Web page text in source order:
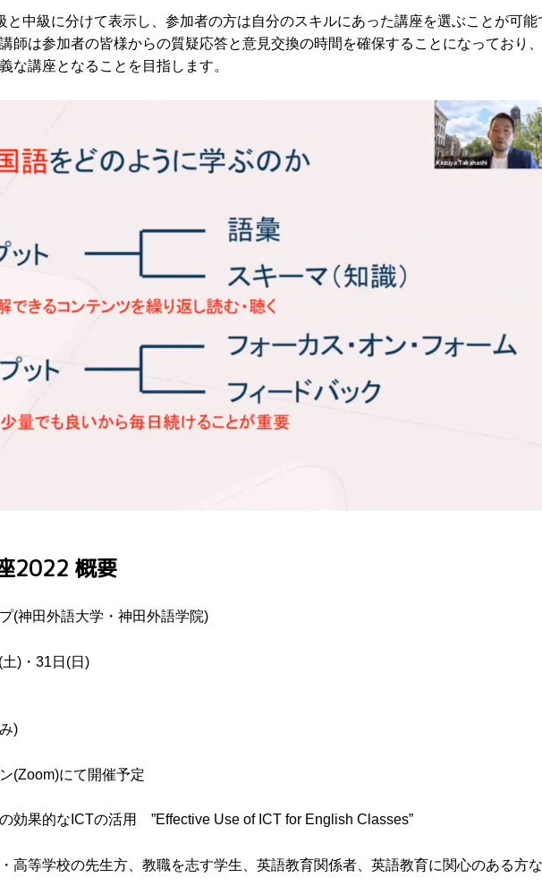
と中級に分けて表示し、参加者の方は自分のスキルにあった講座を選ぶことが可能
師は参加者の皆様からの質疑応答と意見交換の時間を確保することになっており、
な講座となることを目指します。
2022 概要
(神田外語大学・神田外語学院)
)・31日(日)
)​
(Zoom)にて開催予定
効果的なICTの活用 ”Effective Use of ICT for English Classes”
高等学校の先生方、教職を志す学生、英語教育関係者、英語教育に関心のある方な